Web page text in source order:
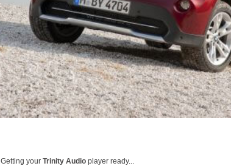
Getting yourTrinity Audio player ready...